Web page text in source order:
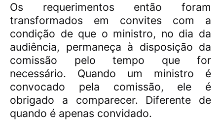
Os requerimentos então foram
transformados em convites com a
condição de que o ministro, no dia da
audiência, permaneça à disposição da
comissão pelo tempo que for
necessário. Quando um ministro é
convocado pela comissão, ele é
obrigado a comparecer. Diferente de
quando é apenas convidado.